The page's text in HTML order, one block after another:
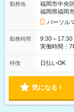
勤務地
福岡市中央区
福岡県福岡
パーソル
勤務時間
9:30～17:30
実働時間：7
は固定休で
ワンシフト
特徴 日払いOK
気になる！